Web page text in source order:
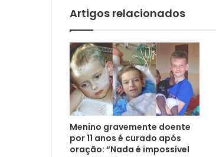
Artigos relacionados
Menino gravemente doente
por 11 anos é curado após
oração: “Nada é impossível